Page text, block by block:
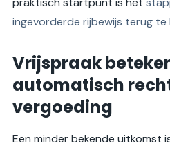
ingevorderde rijbewijs terug te
Vrijspraak
automatisch
vergoeding
Een minder bekende uitkomst